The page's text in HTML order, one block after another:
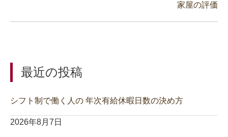
家屋の評価
最近の投稿
シフト制で働く人の 年次有給休暇日数の決め方
2026年8月7日